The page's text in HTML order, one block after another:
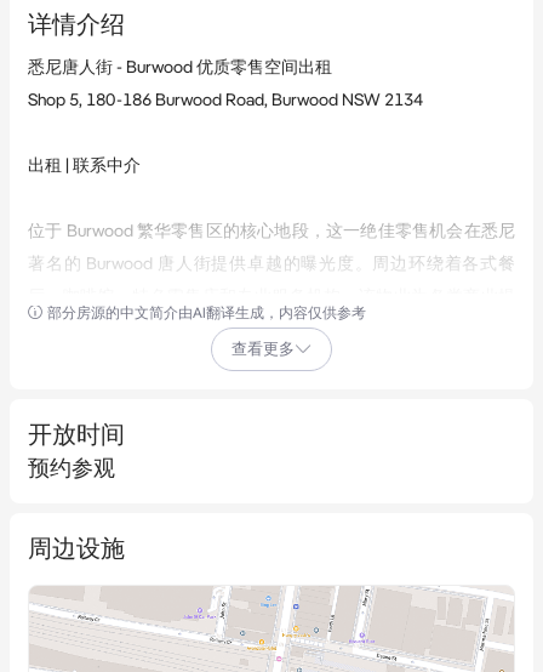
详情介绍
悉尼唐人街 - Burwood 优质零售空间出租
Shop 5, 180-186 Burwood Road, Burwood NSW 2134
出租 | 联系中介
位于 Burwood 繁华零售区的核心地段，这一绝佳零售机会在悉尼
著名的 Burwood 唐人街提供卓越的曝光度。周边环绕着各式餐
• 约 42 平方米零售空间
• 位于备受欢迎的 Burwood 唐人街区域的黄金地段
• 适合多种用途，包括咖啡馆、奶茶店、甜品店、美容/美甲沙
龙、专业服务、零售展厅或办公室（需市政厅批准）
• 现代化商业环境，周边优质商家
• 包含带锁车位
部分房源的中文简介由AI翻译生成，内容仅供参考
查看更多
开放时间
预约参观
周边设施